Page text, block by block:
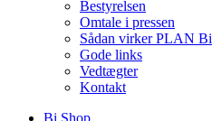
Bestyrelsen
Omtale i pressen
Sådan virker PLAN Bi
Gode links
Vedtægter
Kontakt
Bi Shop